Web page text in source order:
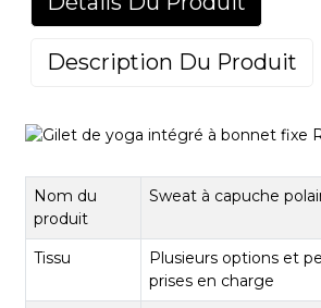
Description Du Produit
Nom du
produit
Sweat à capuche
Tissu
Plusieurs options et
prises en charge